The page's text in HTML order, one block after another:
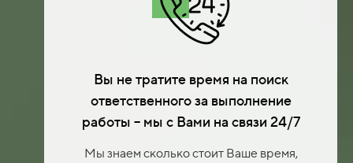
Вы не тратите время на поиск
ответственного за выполнение
работы – мы с Вами на связи 24/7
Мы знаем сколько стоит Ваше время,